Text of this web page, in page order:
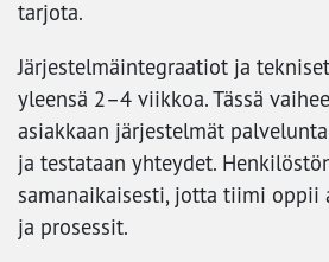
tarjota.
Järjestelmäintegraatiot ja
yleensä 2–4 viikkoa. Tässä
asiakkaan järjestelmät
ja testataan yhteydet.
samanaikaisesti, jotta tiimi oppii
ja prosessit.